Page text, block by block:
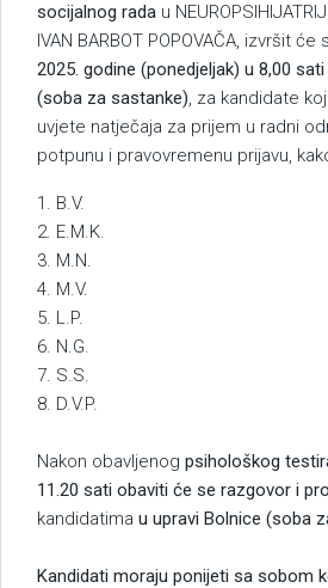
socijalnog rada u
IVAN BARBOT POPOVAČA, izvršit će
2025. godine (ponedjeljak) u 8,00
(soba za sastanke), za kandidate
uvjete natječaja za prijem u radni
potpunu i pravovremenu prijavu,
1. B.V.
2. E.M.K.
3. M.N.
4. M.V.
5. L.P.
6. N.G.
7. S.S.
8. D.V.P.
Nakon obavljenog psihološkog
11.20 sati obaviti će se razgovor i
kandidatima u upravi Bolnice (soba
Kandidati moraju ponijeti sa sobom